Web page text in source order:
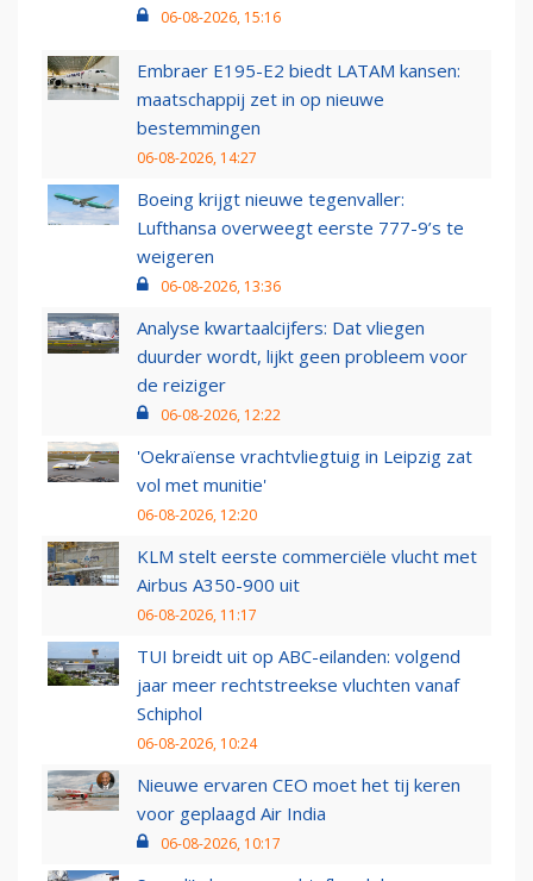
06-08-2026, 15:16
Embraer E195-E2 biedt LATAM kansen:
maatschappij zet in op nieuwe
bestemmingen
06-08-2026, 14:27
Boeing krijgt nieuwe tegenvaller:
Lufthansa overweegt eerste 777-9’s te
weigeren
06-08-2026, 13:36
Analyse kwartaalcijfers: Dat vliegen
duurder wordt, lijkt geen probleem voor
de reiziger
06-08-2026, 12:22
'Oekraïense vrachtvliegtuig in Leipzig zat
vol met munitie'
06-08-2026, 12:20
KLM stelt eerste commerciële vlucht met
Airbus A350-900 uit
06-08-2026, 11:17
TUI breidt uit op ABC-eilanden: volgend
jaar meer rechtstreekse vluchten vanaf
Schiphol
06-08-2026, 10:24
Nieuwe ervaren CEO moet het tij keren
voor geplaagd Air India
06-08-2026, 10:17